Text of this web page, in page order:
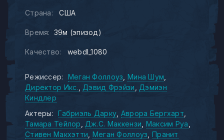
Страна: США
Время: 39м (эпизод)
Качество: webdl_1080
Режиссер: Меган Фоллоуз Мина Шум
Директор Икс.
Дэвид Фрэйзи
Дэмиэн
Киндлер
Актеры:
Габриэль Дарку Аврора Бергхарт
Тамара Тейлор
Дж.С. Маккензи Максим Руа
Стивен Макхэтти Меган Фоллоуз Пранит